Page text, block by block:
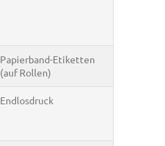
Papierband-Etiketten
(auf Rollen)
Endlosdruck